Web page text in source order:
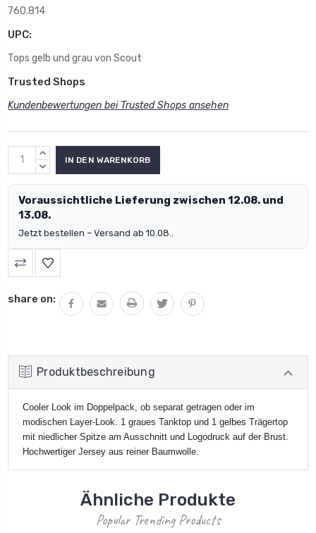
760.814
UPC:
Tops gelb und grau von Scout
Trusted Shops
Kundenbewertungen bei Trusted Shops ansehen
MENGE
ERHÖHEN:
MENGE
Voraussichtliche Lieferung zwischen 12.08. und
13.08.
Jetzt bestellen – Versand ab 10.08..
share on:
Produktbeschreibung
Cooler Look im Doppelpack, ob separat getragen oder im
modischen Layer-Look. 1 graues Tanktop und 1 gelbes Trägertop
mit niedlicher Spitze am Ausschnitt und Logodruck auf der Brust.
Hochwertiger Jersey aus reiner Baumwolle.
Ähnliche Produkte
Popular Trending Products